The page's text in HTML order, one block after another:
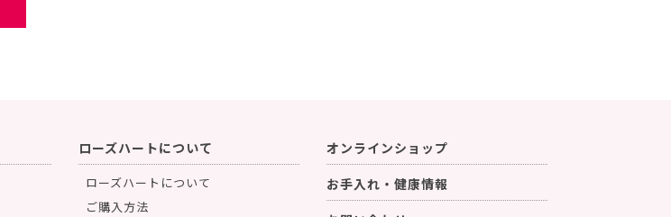
ローズハートについて
ローズハートについて
ご購入方法
オンラインショップ
お手入れ・健康情報